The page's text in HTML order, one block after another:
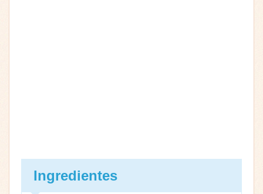
Ingredientes